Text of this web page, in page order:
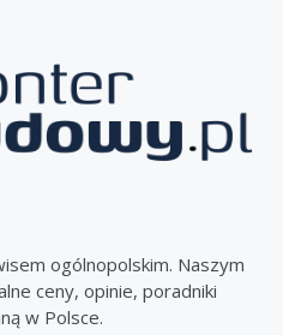
ogólnopolskim. Naszym
ceny, opinie, poradniki
w Polsce.